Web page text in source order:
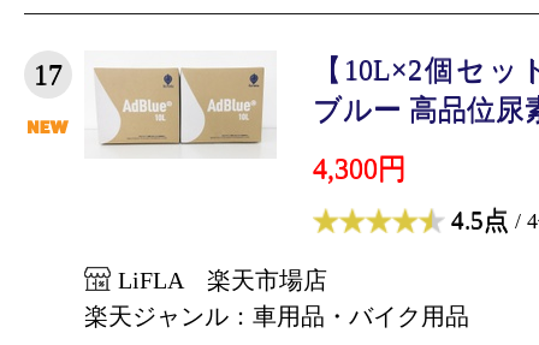
17
【10L×2個セッ
ブルー 高品位尿
4,300円
4.5点 /
LiFLA 楽天市場店
楽天ジャンル：車用品・バイク用品